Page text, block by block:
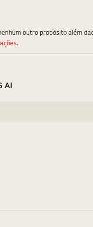
AI
outro propósito além